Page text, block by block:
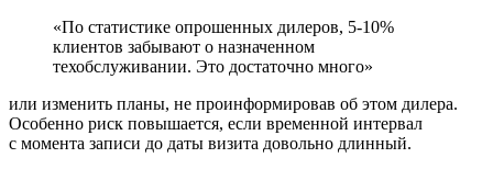
«По статистике опрошенных дилеров, 5-10%
клиентов забывают о назначенном
техобслуживании. Это достаточно много»
или изменить планы, не проинформировав об этом дилера.
Особенно риск повышается, если временной интервал
с момента записи до даты визита довольно длинный.